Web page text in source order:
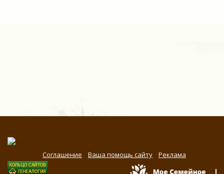
Соглашение Ваша помощь сайту Реклама